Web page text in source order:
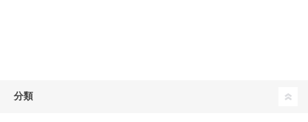
分類